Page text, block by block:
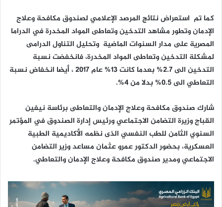
كما تم استعراض نتائج المرصد الإعلامي لصندوق مكافحة وعلاج
الإدمان وتطور مشاهد التدخين وتعاطى المواد المخدرة في الدراما
المصرية على مدار السنوات الماضية وتحليل التناول الدرامى
لمشكلة التدخين وتعاطى المواد المخدرة، فانخفضت نسبة
التدخين الى 2.7% بعدما كانت 13% عام 2017 ، أيضا انخفاض نسبة
التعاطي الى 0.5% بدلا من 4%.
شارك صندوق مكافحة وعلاج الإدمان والتعاطى برئاسة نيفين
القباج وزيرة التضامن الاجتماعي ورئيس إدارة الصندوق في المؤتمر
السنوي الثامن للطب النفسي الذى نظمه الأكاديمية الطبية
العسكرية، بحضور الدكتور عمرو عثمان مساعد وزير التضامن
الاجتماعي ومدير صندوق مكافحة وعلاج الإدمان والتعاطي.